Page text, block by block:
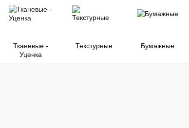
Тканевые -
Уценка
Текстурные Бумажные